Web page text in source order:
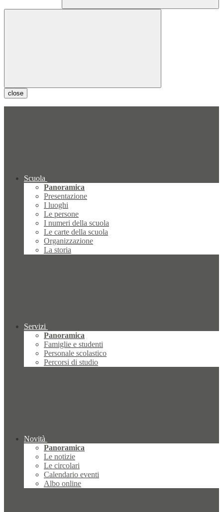
close
Scuola
Panoramica
Presentazione
I luoghi
Le persone
I numeri della scuola
Le carte della scuola
Organizzazione
La storia
Servizi
Panoramica
Famiglie e studenti
Personale scolastico
Percorsi di studio
Novità
Panoramica
Le notizie
Le circolari
Calendario eventi
Albo online